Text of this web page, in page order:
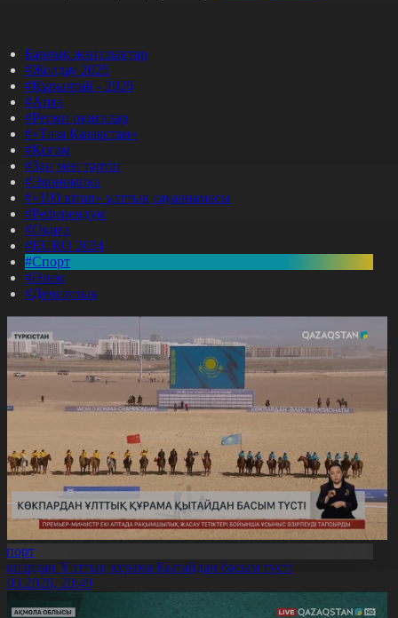
Барлық жаңалықтар
#Жолдау 2025
#Құрылтай - 2026
#Апта
#Ресми оқиғалар
#«Таза Қазақстан»
#Қоғам
#Заң мен тәртіп
#Экономика
#«100 кітап» ұлттық сауалнамасы
#Референдум
#Оқиға
#EURO 2024
#Спорт
#Әлем
#Денсаулық
Ұлттық құрама Қытайдан басым түсті
20:49